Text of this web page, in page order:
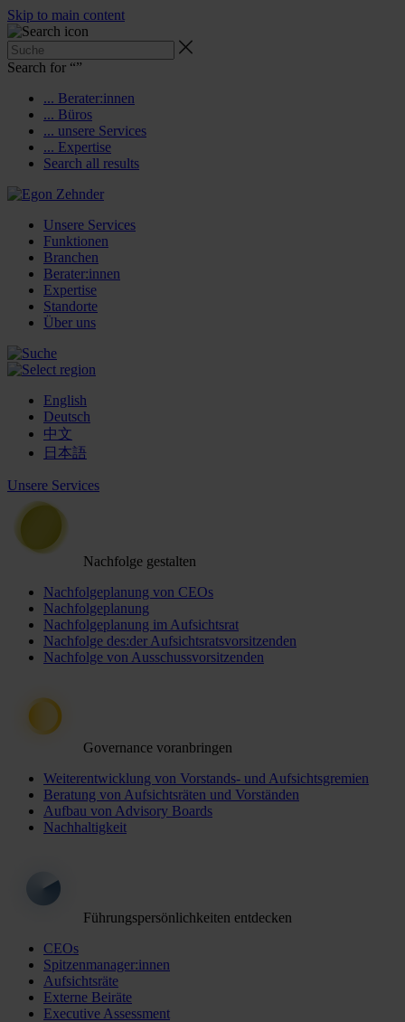
Skip to main content
Search for “”
... Berater:innen
... Büros
... unsere Services
... Expertise
Search all results
Unsere Services
Funktionen
Branchen
Berater:innen
Expertise
Standorte
Über uns
English
Deutsch
中文
日本語
Unsere Services
Nachfolge gestalten
Nachfolgeplanung von CEOs
Nachfolgeplanung
Nachfolgeplanung im Aufsichtsrat
Nachfolge des:der Aufsichtsratsvorsitzenden
Nachfolge von Ausschussvorsitzenden
Governance voranbringen
Weiterentwicklung von Vorstands- und Aufsichtsgremien
Beratung von Aufsichtsräten und Vorständen
Aufbau von Advisory Boards
Nachhaltigkeit
Führungspersönlichkeiten entdecken
CEOs
Spitzenmanager:innen
Aufsichtsräte
Externe Beiräte
Executive Assessment